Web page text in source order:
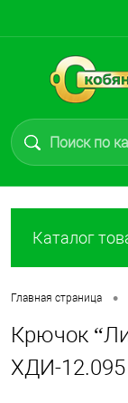
Каталог
Главная страница •
Крючок
ХДИ-